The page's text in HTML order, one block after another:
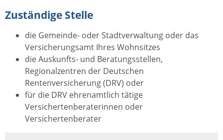
Zuständige Stelle
die Gemeinde- oder Stadtverwaltung oder das
Versicherungsamt Ihres Wohnsitzes
die Auskunfts- und Beratungsstellen,
Regionalzentren der Deutschen
Rentenversicherung (DRV) oder
für die DRV ehrenamtlich tätige
Versichertenberaterinnen oder
Versichertenberater